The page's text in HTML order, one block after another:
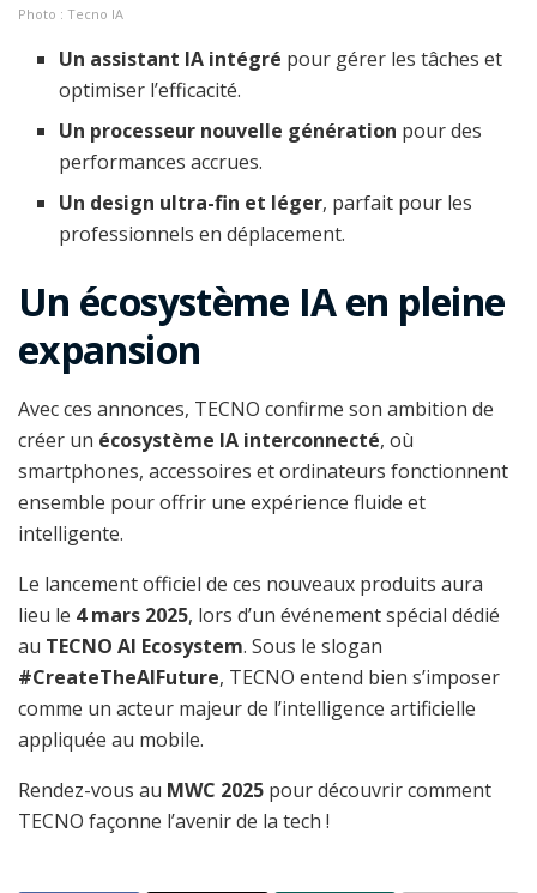
Photo : Tecno IA
Un assistant IA intégré pour gérer les tâches et
optimiser l’efficacité.
Un processeur nouvelle génération pour des
performances accrues.
Un design ultra-fin et léger, parfait pour les
professionnels en déplacement.
Un écosystème IA en pleine
expansion
Avec ces annonces, TECNO confirme son ambition de
créer un écosystème IA interconnecté, où
smartphones, accessoires et ordinateurs fonctionnent
ensemble pour offrir une expérience fluide et
intelligente.
Le lancement officiel de ces nouveaux produits aura
lieu le 4 mars 2025, lors d’un événement spécial dédié
au TECNO AI Ecosystem. Sous le slogan
#CreateTheAIFuture, TECNO entend bien s’imposer
comme un acteur majeur de l’intelligence artificielle
appliquée au mobile.
Rendez-vous au MWC 2025 pour découvrir comment
TECNO façonne l’avenir de la tech !